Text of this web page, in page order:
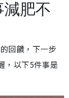
肥不
回饋，下一步
，以下5件事是